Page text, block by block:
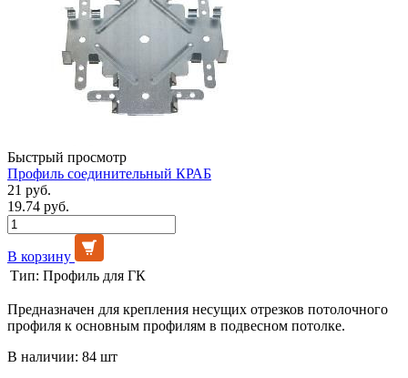
Быстрый просмотр
Профиль соединительный КРАБ
21 руб.
19.74 руб.
В корзину
Тип: Профиль для ГК
Предназначен для крепления несущих отрезков потолочного
профиля к основным профилям в подвесном потолке.
В наличии: 84 шт